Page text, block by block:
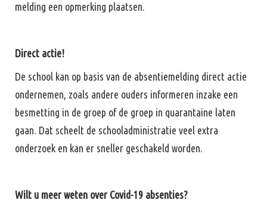
melding een opmerking plaatsen.
Direct actie!
De school kan op basis van de absentiemelding direct actie
ondernemen, zoals andere ouders informeren inzake een
besmetting in de groep of de groep in quarantaine laten
gaan. Dat scheelt de schooladministratie veel extra
onderzoek en kan er sneller geschakeld worden.
Wilt u meer weten over Covid-19 absenties?